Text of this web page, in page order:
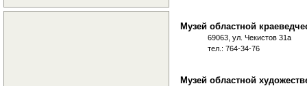
Музей областной
69063, ул. Чекистов 31а
тел.: 764-34-76
Музей областной